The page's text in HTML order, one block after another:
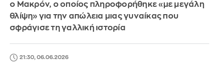
ο Μακρόν, ο οποίος πληροφορήθηκε «με μεγάλη
θλίψη» για την απώλεια μιας γυναίκας που
σφράγισε τη γαλλική ιστορία
21:30, 06.06.2026